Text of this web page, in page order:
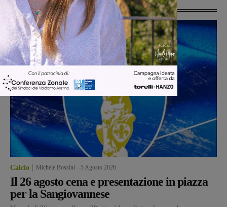
Ultime Notizie
Calcio Michele Bossini 5 Agosto 2026
Il 26 agosto cena e presentazione in piazza
per la Sangiovannese